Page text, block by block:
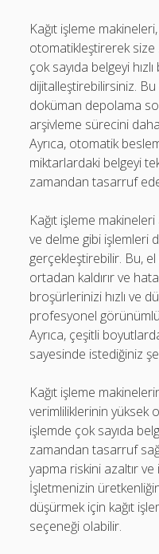
Kağıt işleme
otomatikleştirerek size
çok sayıda belgeyi
dijitalleştirebilirsiniz. Bu
doküman depolama
arşivleme sürecini
Ayrıca, otomatik
miktarlardaki belgeyi
zamandan tasarruf
Kağıt işleme
ve delme gibi işlemleri
gerçekleştirebilir. Bu, el
ortadan kaldırır ve
broşürlerinizi hızlı ve
profesyonel
Ayrıca, çeşitli
sayesinde istediğiniz
Kağıt işleme
verimliliklerinin yüksek
işlemde çok sayıda
zamandan tasarruf
yapma riskini azaltır ve
İşletmenizin
düşürmek için kağıt
seçeneği olabilir.